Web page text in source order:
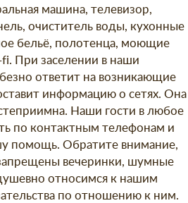
машина, телевизор,
очиститель воды, кухонные
бельё, полотенца, моющие
При заселении в наши
ответит на возникающие
информацию о сетях. Она
Наши гости в любое
по контактным телефонам и
помощь. Обратите внимание,
вечеринки, шумные
относимся к нашим
по отношению к ним.